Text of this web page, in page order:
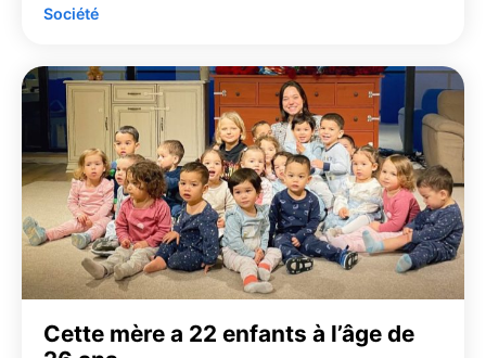
Société
Cette mère a 22 enfants à l’âge de